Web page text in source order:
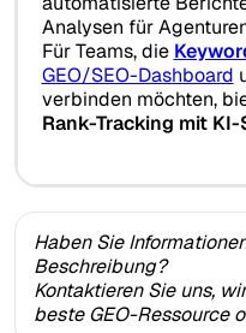
Analysen für
Für Teams, die
GEO/SEO-Dashboard
verbinden möchten,
Rank-Tracking mit
Haben Sie
Beschreibung?
Kontaktieren Sie uns,
beste GEO-Ressource